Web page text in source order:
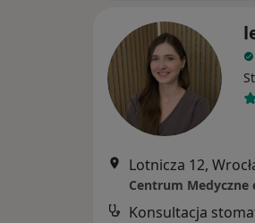
Lotnicza 12,
Centrum Medyczne
Konsultacja